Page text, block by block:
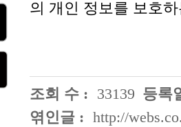
의 개인 정보를 보호
조회 수 : 33139 등록
엮인글 : http://